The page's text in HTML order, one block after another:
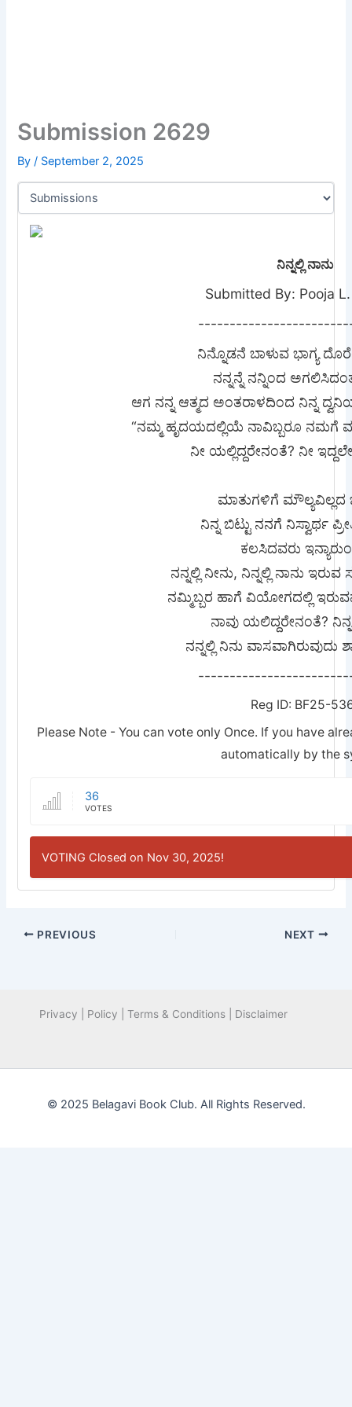
Submission 2629
By/ September 2, 2025
ನಿನ್ನಲ್ಲಿ ನಾನು
Submitted By: Pooja
ನಿನ್ನೊಡನೆ ಬಾಳುವ ಭಾಗ್ಯ
ನನ್ನನ್ನೆ ನನ್ನಿಂದ
ಆಗ ನನ್ನ ಆತ್ಮದ ಅಂತರಾಳದಿಂದ ನಿನ್ನ
“ನಮ್ಮ ಹೃದಯದಲ್ಲಿಯೆ ನಾವಿಬ್ಬರೂ ನಮಗೆ
ನೀ ಯಲ್ಲಿದ್ದರೇನಂತೆ? ನೀ
ಮಾತುಗಳಿಗೆ ಮೌಲ್ಯವಿಲ್ಲದ
ನಿನ್ನ ಬಿಟ್ಟು ನನಗೆ ನಿಸ್ವಾರ್ಥ
ಕಲಸಿದವರು
ನನ್ನಲ್ಲಿ ನೀನು, ನಿನ್ನಲ್ಲಿ ನಾನು ಇರುವ
ನಮ್ಮಿಬ್ಬರ ಹಾಗೆ ವಿಯೋಗದಲ್ಲಿ
ನಾವು ಯಲಿದ್ದರೇನಂತೆ?
ನನ್ನಲ್ಲಿ ನಿನು ವಾಸವಾಗಿರುವುದು
Reg ID: BF25-
Please Note - You can vote only Once. If you have
automatically by the
36
VOTES
VOTING Closed on Nov 30, 2025!
PREVIOUS NEXT
Privacy | Policy | Terms & Conditions | Disclaimer
© 2025 Belagavi Book Club. All Rights Reserved.